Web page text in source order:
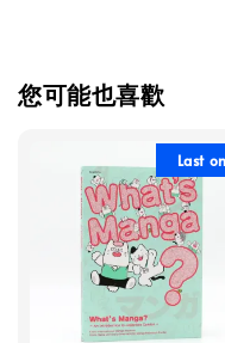
您可能也喜歡
Last